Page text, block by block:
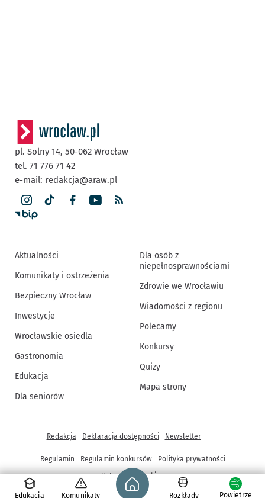
Edukacja Komunikaty
Strona główna - wroclaw.pl
Rozkłady Powietrze
pl. Solny 14, 50-062 Wrocław
tel. 71 776 71 42
e-mail: redakcja@araw.pl
Aktualności
Komunikaty i ostrzeżenia
Bezpieczny Wrocław
Inwestycje
Wrocławskie osiedla
Gastronomia
Edukacja
Dla seniorów
Dla osób z
niepełnosprawnościami
Zdrowie we Wrocławiu
Wiadomości z regionu
Polecamy
Konkursy
Quizy
Mapa strony
Inne informacje
Redakcja Deklaracja dostępności Newsletter
Regulamin Regulamin konkursów
Polityka prywatności
Ustawienia cookies